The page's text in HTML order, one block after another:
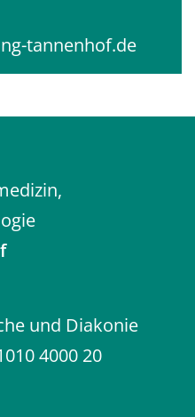
tannenhof.de
und Diakonie
4000 20